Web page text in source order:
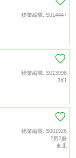
物業編號: S014447
物業編號: S013998
3X1
物業編號: S001926
2房2廳
東北